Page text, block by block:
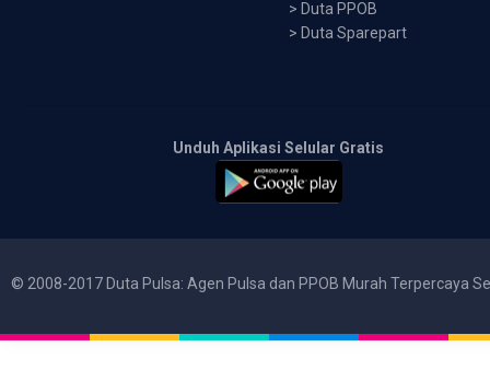
> Duta PPOB
> Duta Sparepart
Unduh Aplikasi Selular Gratis
© 2008-2017 Duta Pulsa: Agen Pulsa dan PPOB Murah Terpercaya